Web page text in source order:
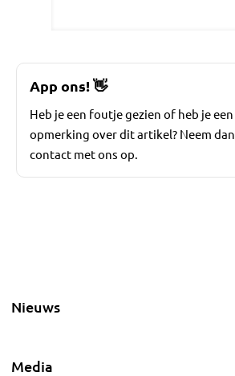
App ons!👋
Heb je een foutje gezien of heb je een
opmerking over dit artikel? Neem dan
contact met ons op.
Nieuws
Media